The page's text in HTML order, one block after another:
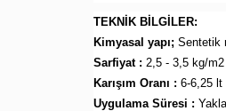
TEKNİK BİLGİLER:
Kimyasal yapı; Sentetik
Sarfiyat : 2,5 - 3,5 kg/m2
Karışım Oranı : 6-6,25 lt
Uygulama Süresi :